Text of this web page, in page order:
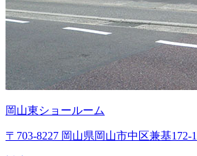
岡山東ショールーム
〒703-8227 岡山県岡山市中区兼基172-1